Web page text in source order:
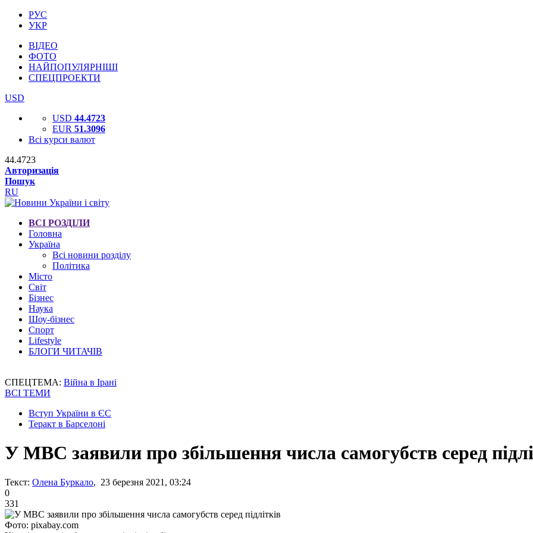
РУС
УКР
ВІДЕО
ФОТО
НАЙПОПУЛЯРНІШІ
СПЕЦПРОЕКТИ
USD
USD 44.4723
EUR 51.3096
Всі курси валют
44.4723
Авторизація
Пошук
RU
ВСІ РОЗДІЛИ
Головна
Україна
Всі новини розділу
Політика
Місто
Світ
Бізнес
Наука
Шоу-бізнес
Спорт
Lifestyle
БЛОГИ ЧИТАЧІВ
СПЕЦТЕМА: Війна в Ірані
ВСІ ТЕМИ
Вступ України в ЄС
Теракт в Барселоні
У МВС заявили про збільшення числа самогубств серед
Текст: Олена Буркало, 23 березня 2021, 03:24
0
331
Фото: pixabay.com